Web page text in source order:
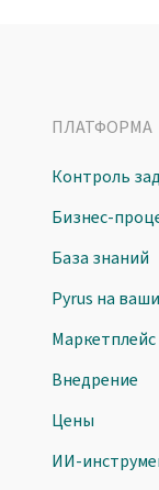
ПЛАТФОРМА
Контроль
Бизнес-
База знаний
Pyrus на
Внедрение
Цены
ИИ-